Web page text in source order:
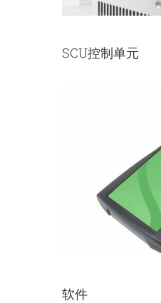
SCU控制单元
软件